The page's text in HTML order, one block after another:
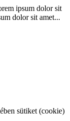
ipsum dolor sit
dolor sit amet...
sütiket (cookie)